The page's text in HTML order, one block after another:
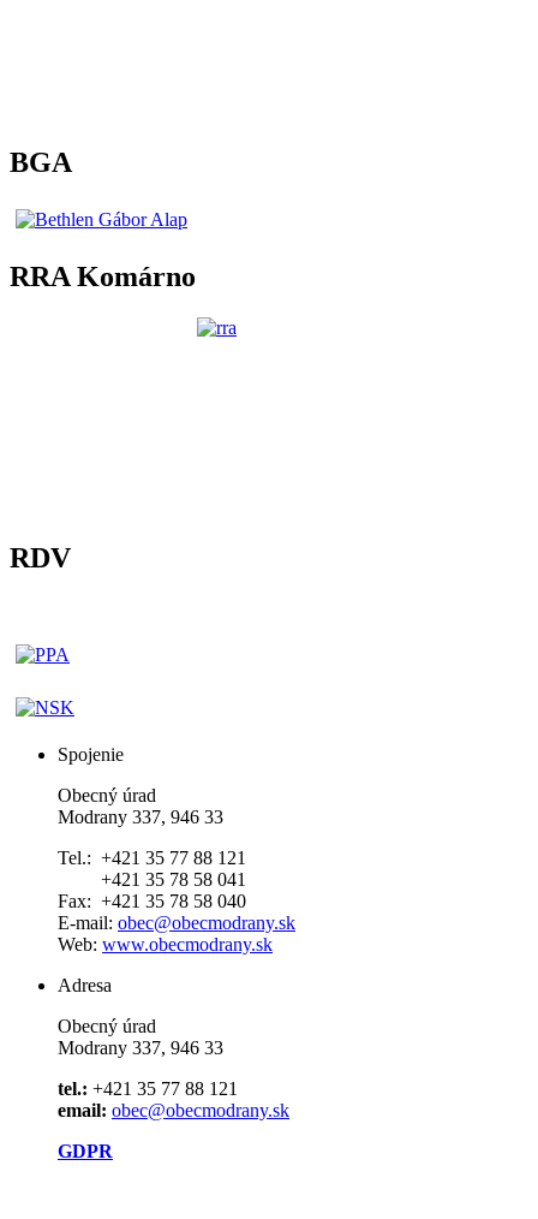
BGA
RRA Komárno
RDV
Spojenie
Obecný úrad
Modrany 337, 946 33
Tel.: +421 35 77 88 121
+421 35 78 58 041
Fax: +421 35 78 58 040
E-mail: obec@obecmodrany.sk
Web: www.obecmodrany.sk
Adresa
Obecný úrad
Modrany 337, 946 33
tel.: +421 35 77 88 121
email: obec@obecmodrany.sk
GDPR